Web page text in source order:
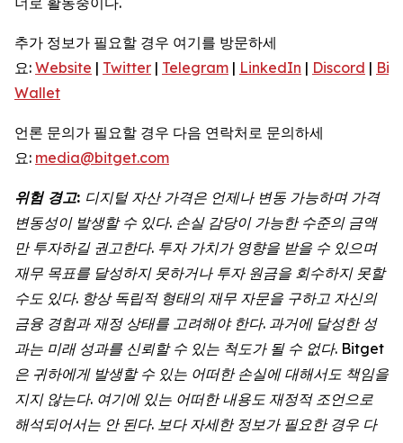
추가 정보가 필요할 경우 여기를 방문하세
요: Website | Twitter | Telegram | LinkedIn | Discord |
Wallet
언론 문의가 필요할 경우 다음 연락처로 문의하세
요: media@bitget.com
위험 경고: 디지털 자산 가격은 언제나 변동 가능하며 가격
변동성이 발생할 수 있다. 손실 감당이 가능한 수준의 금액
만 투자하길 권고한다. 투자 가치가 영향을 받을 수 있으며
재무 목표를 달성하지 못하거나 투자 원금을 회수하지 못할
수도 있다. 항상 독립적 형태의 재무 자문을 구하고 자신의
금융 경험과 재정 상태를 고려해야 한다. 과거에 달성한 성
과는 미래 성과를 신뢰할 수 있는 척도가 될 수 없다. Bitget
은 귀하에게 발생할 수 있는 어떠한 손실에 대해서도 책임을
지지 않는다. 여기에 있는 어떠한 내용도 재정적 조언으로
해석되어서는 안 된다. 보다 자세한 정보가 필요한 경우 다